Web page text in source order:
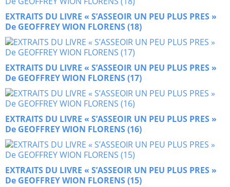
EXTRAITS DU LIVRE « S’ASSEOIR UN PEU PLUS PRES »
De GEOFFREY WION FLORENS (18)
EXTRAITS DU LIVRE « S’ASSEOIR UN PEU PLUS PRES »
De GEOFFREY WION FLORENS (17)
EXTRAITS DU LIVRE « S’ASSEOIR UN PEU PLUS PRES »
De GEOFFREY WION FLORENS (16)
EXTRAITS DU LIVRE « S’ASSEOIR UN PEU PLUS PRES »
De GEOFFREY WION FLORENS (15)